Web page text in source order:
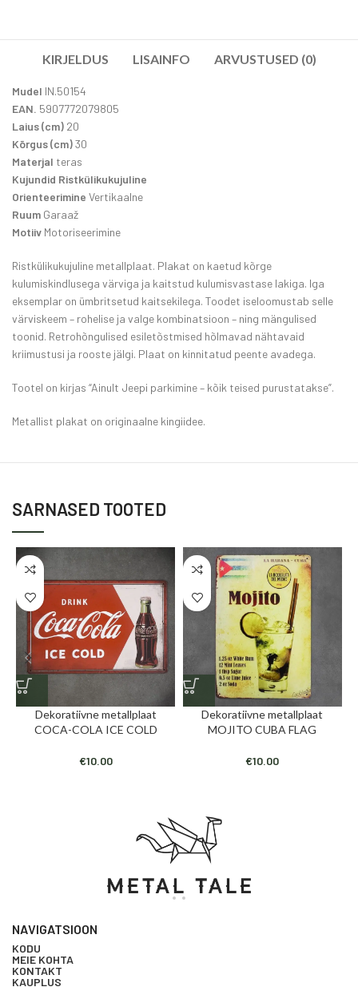
KIRJELDUS LISAINFO ARVUSTUSED (0)
Mudel IN.50154
EAN. 5907772079805
Laius (cm) 20
Kõrgus (cm)30
Materjal teras
Kujundid Ristkülikukujuline
Orienteerimine Vertikaalne
Ruum Garaaž
Motiiv Motoriseerimine
Ristkülikukujuline metallplaat. Plakat on kaetud kõrge
kulumiskindlusega värviga ja kaitstud kulumisvastase lakiga. Iga
eksemplar on ümbritsetud kaitsekilega. Toodet iseloomustab selle
värviskeem – rohelise ja valge kombinatsioon – ning mängulised
toonid. Retrohõngulised esiletõstmised hõlmavad nähtavaid
kriimustusi ja rooste jälgi. Plaat on kinnitatud peente avadega.
Tootel on kirjas “Ainult Jeepi parkimine – kõik teised purustatakse”.
Metallist plakat on originaalne kingiidee.
SARNASED TOOTED
Dekoratiivne metallplaat
COCA-COLA ICE COLD
€10.00
Dekoratiivne metallplaat
MOJITO CUBA FLAG
€10.00
NAVIGATSIOON
KODU
MEIE KOHTA
KONTAKT
KAUPLUS